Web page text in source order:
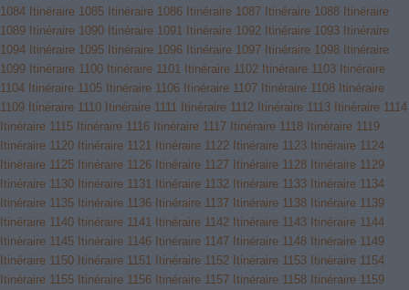
1084 Itinéraire 1085 Itinéraire 1086 Itinéraire 1087 Itinéraire 1088 Itinéraire
1089 Itinéraire 1090 Itinéraire 1091 Itinéraire 1092 Itinéraire 1093 Itinéraire
1094 Itinéraire 1095 Itinéraire 1096 Itinéraire 1097 Itinéraire 1098 Itinéraire
1099 Itinéraire 1100 Itinéraire 1101 Itinéraire 1102 Itinéraire 1103 Itinéraire
1104 Itinéraire 1105 Itinéraire 1106 Itinéraire 1107 Itinéraire 1108 Itinéraire
1109 Itinéraire 1110 Itinéraire 1111 Itinéraire 1112 Itinéraire 1113 Itinéraire 1114
Itinéraire 1115 Itinéraire 1116 Itinéraire 1117 Itinéraire 1118 Itinéraire 1119
Itinéraire 1120 Itinéraire 1121 Itinéraire 1122 Itinéraire 1123 Itinéraire 1124
Itinéraire 1125 Itinéraire 1126 Itinéraire 1127 Itinéraire 1128 Itinéraire 1129
Itinéraire 1130 Itinéraire 1131 Itinéraire 1132 Itinéraire 1133 Itinéraire 1134
Itinéraire 1135 Itinéraire 1136 Itinéraire 1137 Itinéraire 1138 Itinéraire 1139
Itinéraire 1140 Itinéraire 1141 Itinéraire 1142 Itinéraire 1143 Itinéraire 1144
Itinéraire 1145 Itinéraire 1146 Itinéraire 1147 Itinéraire 1148 Itinéraire 1149
Itinéraire 1150 Itinéraire 1151 Itinéraire 1152 Itinéraire 1153 Itinéraire 1154
Itinéraire 1155 Itinéraire 1156 Itinéraire 1157 Itinéraire 1158 Itinéraire 1159